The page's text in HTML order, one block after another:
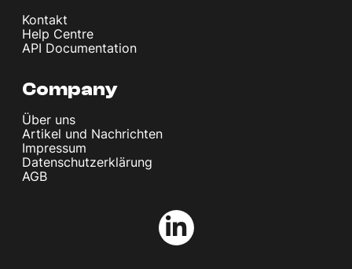
Kontakt
Help Centre
API Documentation
Company
Über uns
Artikel und Nachrichten
Impressum
Datenschutzerklärung
AGB